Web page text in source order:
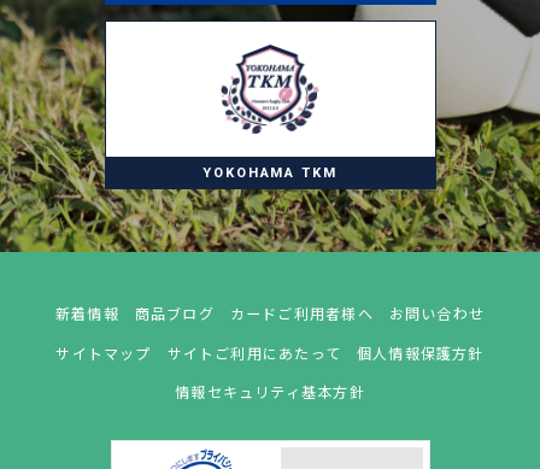
YOKOHAMA TKM
新着情報 商品ブログ カードご利用者様へ
お問い合わせ
サイトマップ
サイトご利用にあたって
個人情報保護方針
情報セキュリティ基本方針